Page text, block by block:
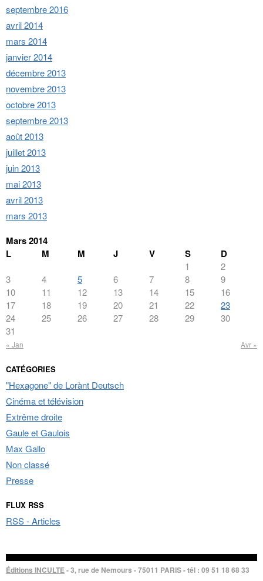
septembre 2016
avril 2014
mars 2014
janvier 2014
décembre 2013
novembre 2013
octobre 2013
septembre 2013
août 2013
juillet 2013
juin 2013
mai 2013
avril 2013
mars 2013
Mars 2014
L
M M J V S D
« Jan Avr »
1
2
3
4 5 6 7 8
9
10
11 12 13 14 15
16
17
18 19 20 21 22
23
24
25 26 27 28 29
30
31
CATÉGORIES
"Hexagone" de Lorànt Deutsch
Cinéma et télévision
Extrême droite
Gaule et Gaulois
Max Gallo
Non classé
Presse
FLUX RSS
RSS - Articles
Éditions INCULTE- 3, rue de Nemours - 75011 PARIS - tél : 09 51 18 68 33